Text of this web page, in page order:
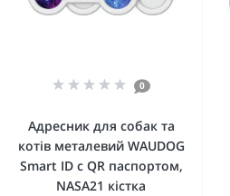
0
Адресник для собак та
котів металевий WAUDOG
Smart ID c QR паспортом,
NASA21 кістка